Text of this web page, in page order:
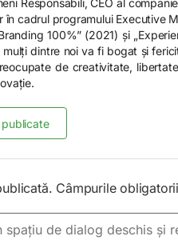
în cadrul programului Executive
100%” (2021) și
mulți dintre noi va fi bogat și
de creativitate,
Câmpurile